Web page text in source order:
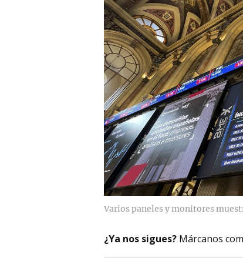
Varios paneles y monitores
¿Ya nos sigues? Márcanos